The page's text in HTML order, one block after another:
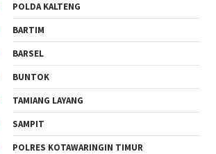
POLDA KALTENG
BARTIM
BARSEL
BUNTOK
TAMIANG LAYANG
SAMPIT
POLRES KOTAWARINGIN TIMUR